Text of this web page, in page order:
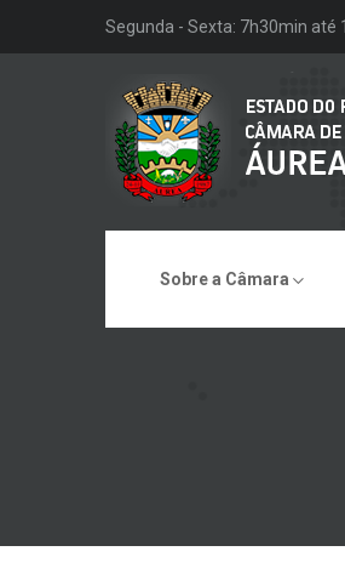
Segunda - Sexta: 7h30min até
Sobre a Câmara